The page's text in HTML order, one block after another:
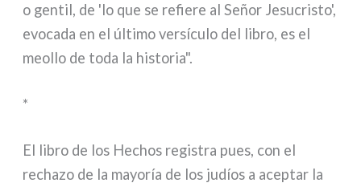
o gen­til, de 'lo que se refie­re al Señor Jesucristo',
evo­ca­da en el últi­mo ver­sí­cu­lo del libro, es el
meol­lo de toda la histo­ria".
*
El libro de los Hechos regi­stra pues, con el
recha­zo de la mayo­ría de los judíos a acep­tar la